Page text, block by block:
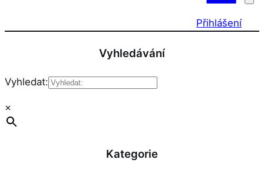
Přihlášení
Vyhledávání
Vyhledat:
×
Kategorie